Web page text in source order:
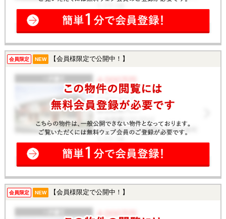
会員限定 NEW 【会員様限定で公開中！】
会員限定 NEW 【会員様限定で公開中！】